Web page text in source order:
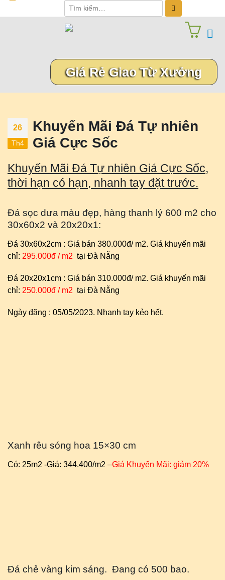
Giá Rẻ Giao Từ Xưởng
26
Th4
Khuyến Mãi Đá Tự nhiên
Giá Cực Sốc
Khuyến Mãi Đá Tự nhiên Giá Cực Sốc,
thời hạn có hạn, nhanh tay đặt trước.
Đá sọc dưa màu đẹp, hàng thanh lý 600 m2 cho
30x60x2 và 20x20x1:
Đá 30x60x2cm : Giá bán 380.000đ/ m2. Giá khuyến mãi
chỉ: 295.000đ / m2 tại Đà Nẵng
Đá 20x20x1cm : Giá bán 310.000đ/ m2. Giá khuyến mãi
chỉ: 250.000đ / m2 tại Đà Nẵng
Ngày đăng : 05/05/2023. Nhanh tay kẻo hết.
Xanh rêu sóng hoa 15×30 cm
Có: 25m2 -Giá: 344.400/m2 –Giá Khuyến Mãi: giảm 20%
Đá chẻ vàng kim sáng. Đang có 500 bao.